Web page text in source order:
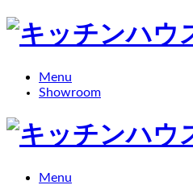
Menu
Showroom
Menu